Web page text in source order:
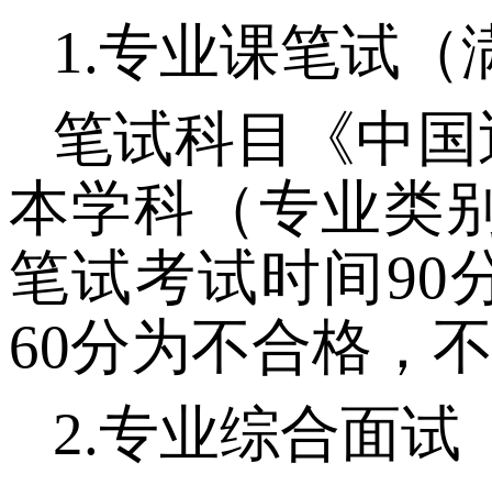
1.专业课笔试（
笔试科目《中
本学科（专业类
笔试考试时间 90
60分为不合格，
2.专业综合面试